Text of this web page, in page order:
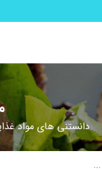
دانستنی های مواد